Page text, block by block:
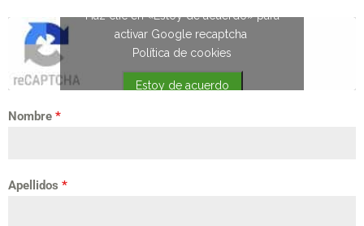
Haz clic en «Estoy de acuerdo» para
activar Google recaptcha
Política de cookies
Estoy de acuerdo
Nombre *
Apellidos *